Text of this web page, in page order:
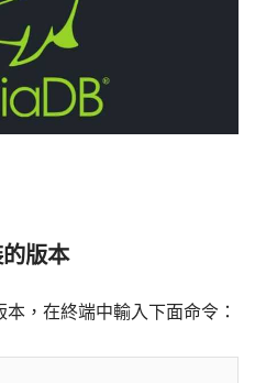
版本
，在終端中輸入下面命令：